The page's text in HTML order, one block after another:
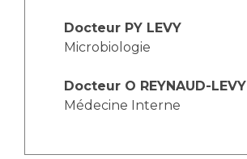
Docteur PY LEVY
Microbiologie
Docteur O REYNAUD-LEVY
Médecine Interne